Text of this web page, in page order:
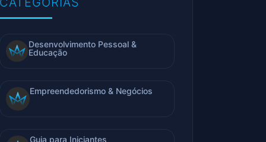
Desenvolvimento Pessoal &
Educação
Empreendedorismo & Negócios
Guia para Iniciantes